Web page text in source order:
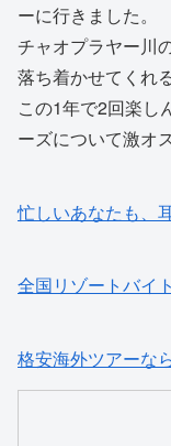
ーに行きました。
チャオプラヤー川
落ち着かせてくれ
この1年で2回楽し
ーズについて激オ
忙しいあなたも、
全国リゾートバイ
格安海外ツアーな